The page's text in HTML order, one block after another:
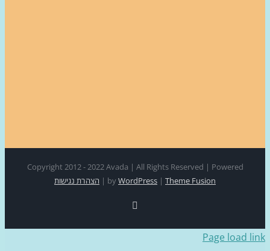
Copyright 2012 - 2022 Avada | All Rights Reserved |
byWordPress|Theme Fusion
|הצהרת נגישות
Facebook
Page